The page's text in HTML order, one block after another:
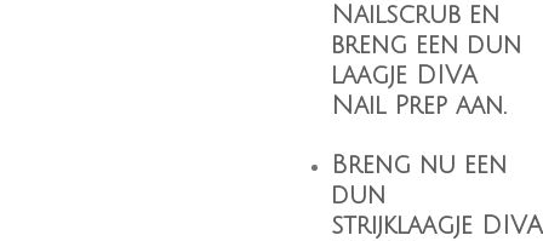
Nailscrub en
breng een dun
laagje DIVA
Nail Prep aan.
Breng nu een
dun
strijklaagje DIVA